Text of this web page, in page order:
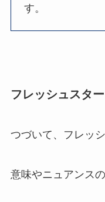
す。
フレッシュスター
つづいて、フレッ
意味やニュアンス